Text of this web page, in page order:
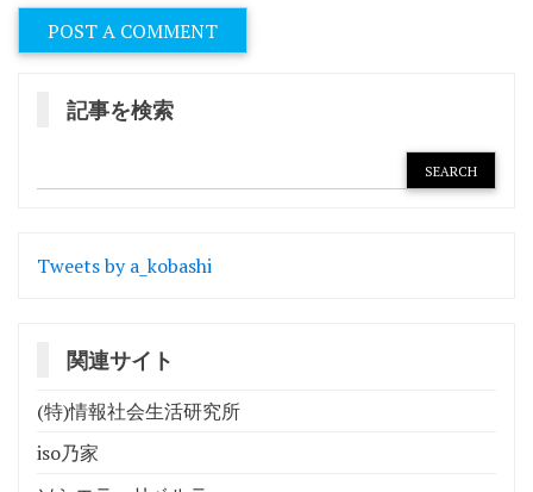
記事を検索
Tweets by a_kobashi
関連サイト
(特)情報社会生活研究所
iso乃家